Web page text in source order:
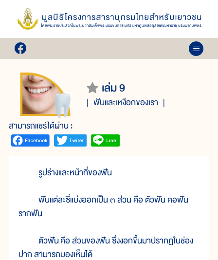
เล่ม 9
ฟันและเหงือกของเรา
สามารถแชร์ได้ผ่าน :
รูปร่างและหน้าที่ของฟัน
ฟันแต่ละซี่แบ่งออกเป็น ๓ ส่วน คือ ตัวฟัน คอฟัน
รากฟัน
ตัวฟัน คือ ส่วนของฟัน ซึ่งงอกขึ้นมาปรากฏในช่อง
ปาก สามารถมองเห็นได้